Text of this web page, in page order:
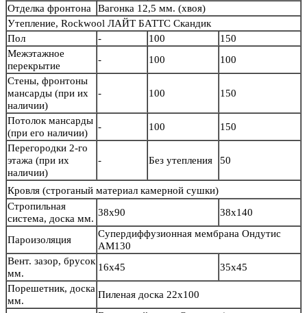
Отделка фронтона
Вагонка 12,5 мм. (хвоя)
Утепление, Rockwool ЛАЙТ БАТТС Скандик
Пол
- 100
150
Межэтажное
перекрытие
- 100
100
Стены, фронтоны
мансарды (при их
наличии)
- 100 150
Потолок мансарды
(при его наличии)
- 100
150
Перегородки 2-го
этажа (при их
наличии)
- Без утепления 50
Кровля (строганый материал камерной сушки)
Стропильная
система, доска мм.
38х90 38х140
Пароизоляция
Супердиффузионная мембрана Ондутис
АМ130
Вент. зазор, брусок
мм.
16х45
35х45
Порешетник, доска
мм.
Пиленая доска 22х100